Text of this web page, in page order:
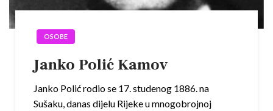
OSOBE
Janko Polić Kamov
Janko Polić rodio se 17. studenog 1886. na
Sušaku, danas dijelu Rijeke u mnogobrojnoj